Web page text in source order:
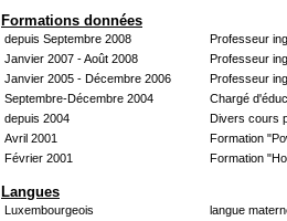
Formations données
depuis Septembre 2008
Professeur
Janvier 2007 - Août 2008
Professeur
Janvier 2005 - Décembre 2006
Professeur
Septembre-Décembre 2004
Chargé
depuis 2004
Divers cours
Avril 2001
Formation
Février 2001
Formation
Langues
Luxembourgeois
langue